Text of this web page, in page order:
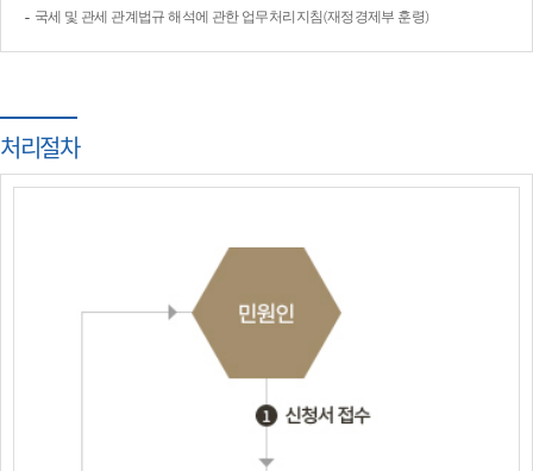
국세 및 관세 관계법규 해석에 관한 업무처리지침(재정경제부 훈령)
처리절차